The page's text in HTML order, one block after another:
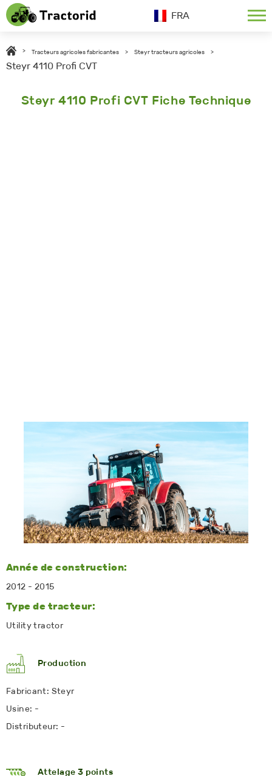
FRA
> Tracteurs agricoles fabricantes > Steyr tracteurs agricoles >
Steyr 4110 Profi CVT
Steyr 4110 Profi CVT Fiche Technique
Année de construction:
2012 - 2015
Type de tracteur:
Utility tractor
Production
Fabricant: Steyr
Usine: -
Distributeur: -
Attelage 3 points